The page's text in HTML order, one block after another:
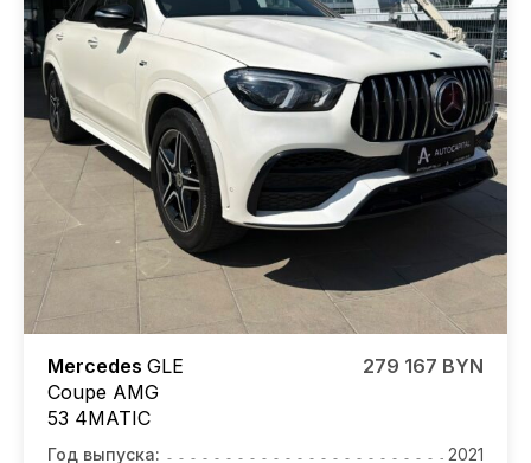
Mercedes GLE
Coupe AMG
53 4MATIC
279 167 BYN
Год выпуска: 2021